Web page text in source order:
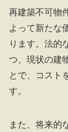
再建築不可物
よって新たな
ります。法的
つ、現状の建
とで、コスト
す。
また、将来的